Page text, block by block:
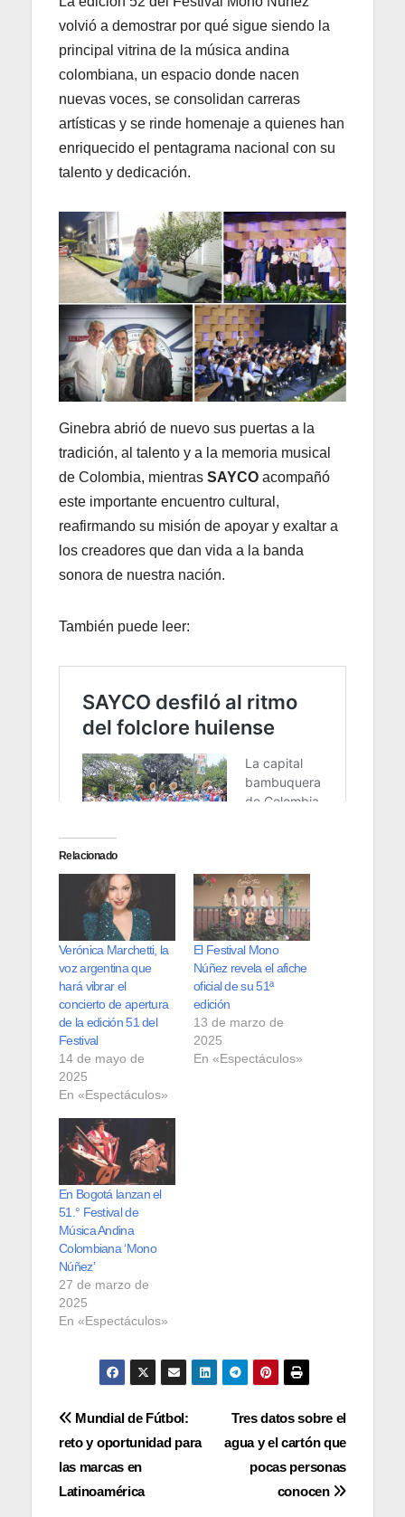
volvió a demostrar por qué sigue siendo la
principal vitrina de la música andina
colombiana, un espacio donde nacen
nuevas voces, se consolidan carreras
artísticas y se rinde homenaje a quienes han
enriquecido el pentagrama nacional con su
talento y dedicación.
Ginebra abrió de nuevo sus puertas a la
tradición, al talento y a la memoria musical
de Colombia, mientras SAYCO acompañó
este importante encuentro cultural,
reafirmando su misión de apoyar y exaltar a
los creadores que dan vida a la banda
sonora de nuestra nación.
También puede leer:
Relacionado
Verónica Marchetti, la
voz argentina que
hará vibrar el
concierto de apertura
de la edición 51 del
Festival
14 de mayo de
2025
En «Espectáculos»
El Festival Mono
Núñez revela el afiche
oficial de su 51ª
edición
13 de marzo de
2025
En «Espectáculos»
En Bogotá lanzan el
51.° Festival de
Música Andina
Colombiana ‘Mono
Núñez’
27 de marzo de
2025
En «Espectáculos»
Navegación
de
entradas
Tres datos sobre el
agua y el cartón que
pocas personas
conocen
Mundial de Fútbol:
reto y oportunidad para
las marcas en
Latinoamérica